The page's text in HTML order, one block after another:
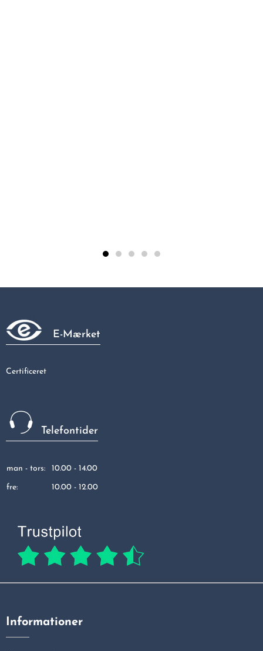
171,50 kr
E-Mærket
Certificeret
Telefontider
man - tors: 10.00 - 14.00
fre: 10.00 - 12.00
Informationer